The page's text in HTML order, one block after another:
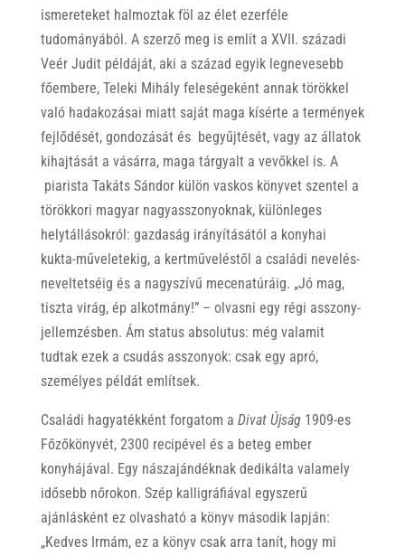
ismereteket halmoztak föl az élet ezerféle
tudományából. A szerző meg is említ a XVII. századi
Veér Judit példáját, aki a század egyik legnevesebb
főembere, Teleki Mihály feleségeként annak törökkel
való hadakozásai miatt saját maga kísérte a termények
fejlődését, gondozását és begyűjtését, vagy az állatok
kihajtását a vásárra, maga tárgyalt a vevőkkel is. A
piarista Takáts Sándor külön vaskos könyvet szentel a
törökkori magyar nagyasszonyoknak, különleges
helytállásokról: gazdaság irányításától a konyhai
kukta-műveletekig, a kertműveléstől a családi nevelés-
neveltetséig és a nagyszívű mecenatúráig. „Jó mag,
tiszta virág, ép alkotmány!” – olvasni egy régi asszony-
jellemzésben. Ám status absolutus: még valamit
tudtak ezek a csudás asszonyok: csak egy apró,
személyes példát említsek.
Családi hagyatékként forgatom a Divat Újság1909-es
Főzőkönyvét, 2300 recipével és a beteg ember
konyhájával. Egy nászajándéknak dedikálta valamely
idősebb nőrokon. Szép kalligráfiával egyszerű
ajánlásként ez olvasható a könyv második lapján:
„Kedves Irmám, ez a könyv csak arra tanít, hogy mi